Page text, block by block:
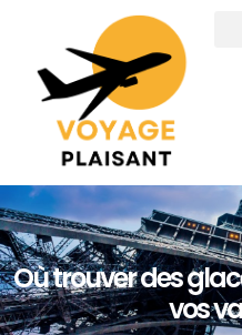
Où trouver des
vos